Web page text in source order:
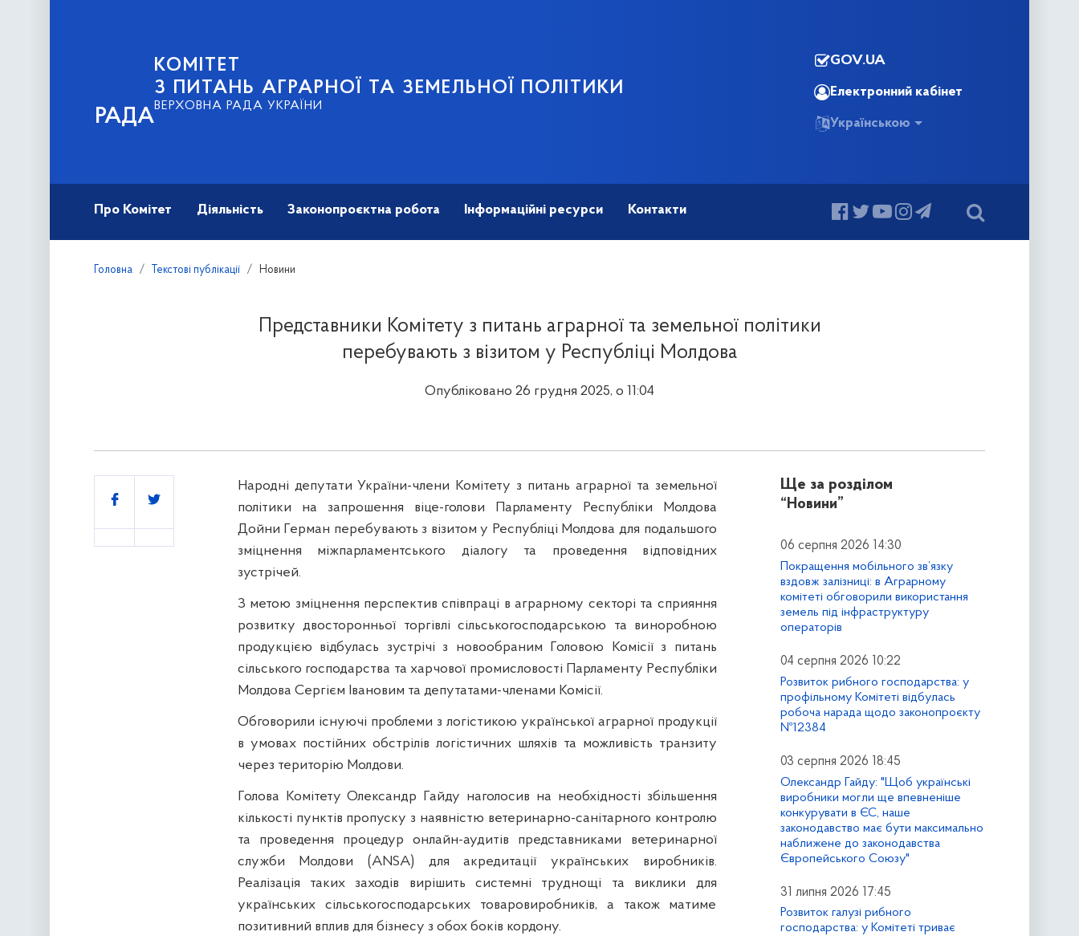
РАДА
КОМІТЕТ
З ПИТАНЬ АГРАРНОЇ ТА ЗЕМЕЛЬНОЇ ПОЛІТИКИ
ВЕРХОВНА РАДА УКРАЇНИ
GOV.UA
Електронний кабінет
Українською
Про Комітет Діяльність Законопроєктна робота Інформаційні ресурси Контакти
Головна Текстові публікації Новини
Представники Комітету з питань аграрної та земельної політики
перебувають з візитом у Республіці Молдова
Опубліковано 26 грудня 2025, о 11:04
Народні депутати України-члени Комітету з питань аграрної та земельної
політики на запрошення віце-голови Парламенту Республіки Молдова
Дойни Герман перебувають з візитом у Республіці Молдова для подальшого
зміцнення міжпарламентського діалогу та проведення відповідних
зустрічей.
З метою зміцнення перспектив співпраці в аграрному секторі та сприяння
розвитку двосторонньої торгівлі сільськогосподарською та виноробною
продукцією відбулась зустрічі з новообраним Головою Комісії з питань
сільського господарства та харчової промисловості Парламенту Республіки
Молдова Сергієм Івановим та депутатами-членами Комісії.
Обговорили існуючі проблеми з логістикою української аграрної продукції
в умовах постійних обстрілів логістичних шляхів та можливість транзиту
через територію Молдови.
Голова Комітету Олександр Гайду наголосив на необхідності збільшення
кількості пунктів пропуску з наявністю ветеринарно-санітарного контролю
та проведення процедур онлайн-аудитів представниками ветеринарної
служби Молдови (ANSA) для акредитації українських виробників.
Реалізація таких заходів вирішить системні труднощі та виклики для
українських сільськогосподарських товаровиробників, а також матиме
позитивний вплив для бізнесу з обох боків кордону.
Поділитись
Ще за розділом
“Новини”
06 серпня 2026 14:30
Покращення мобільного зв’язку
вздовж залізниці: в Аграрному
комітеті обговорили використання
земель під інфраструктуру
операторів
04 серпня 2026 10:22
Розвиток рибного господарства: у
профільному Комітеті відбулась
робоча нарада щодо законопроєкту
№12384
03 серпня 2026 18:45
Олександр Гайду: "Щоб українські
виробники могли ще впевненіше
конкурувати в ЄС, наше
законодавство має бути максимально
наближене до законодавства
Європейського Союзу"
31 липня 2026 17:45
Розвиток галузі рибного
господарства: у Комітеті триває